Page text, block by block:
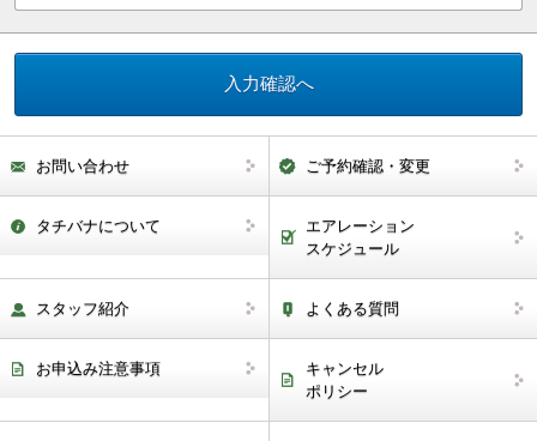
お問い合わせ ご予約確認・変更
タチバナについて
エアレーション
スケジュール
スタッフ紹介 よくある質問
お申込み注意事項
キャンセル
ポリシー